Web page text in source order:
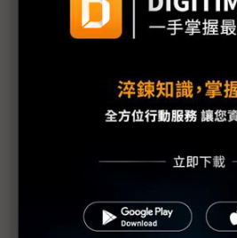
福島核爐恐再臨界？部分媒體
IAEA上修福島核電廠疏散區碘
福島第1核電廠可能整個封廠
福島核電廠第1~4號反應爐將廢